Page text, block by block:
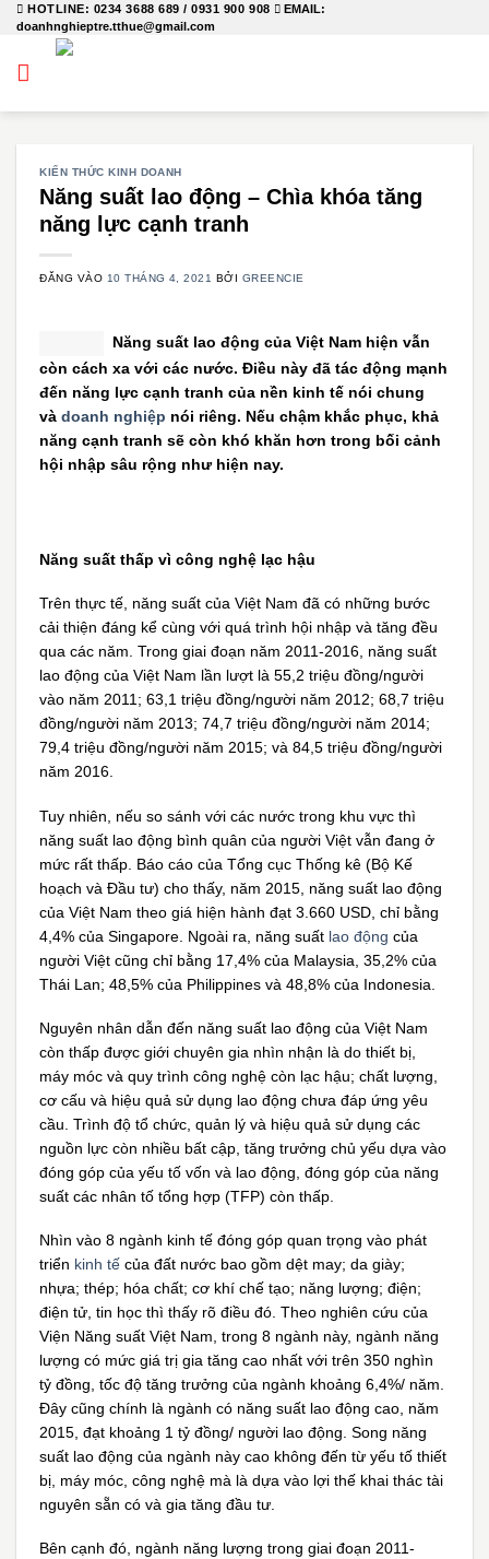
qua
dung
HOTLINE: 0234 3688 689 / 0931 900 908
EMAIL:
doanhnghieptre.tthue@gmail.com
KIẾN THỨC KINH DOANH
Năng suất lao động – Chìa khóa tăng
năng lực cạnh tranh
ĐĂNG VÀO 10 THÁNG 4, 2021 BỞI GREENCIE
Năng suất lao động của Việt Nam hiện vẫn
còn cách xa với các nước. Điều này đã tác động mạnh
đến năng lực cạnh tranh của nền kinh tế nói chung
vàdoanh nghiệp nói riêng. Nếu chậm khắc phục, khả
năng cạnh tranh sẽ còn khó khăn hơn trong bối cảnh
hội nhập sâu rộng như hiện nay.
Năng suất thấp vì công nghệ lạc hậu
Trên thực tế, năng suất của Việt Nam đã có những bước
cải thiện đáng kể cùng với quá trình hội nhập và tăng đều
qua các năm. Trong giai đoạn năm 2011-2016, năng suất
lao động của Việt Nam lần lượt là 55,2 triệu đồng/người
vào năm 2011; 63,1 triệu đồng/người năm 2012; 68,7 triệu
đồng/người năm 2013; 74,7 triệu đồng/người năm 2014;
79,4 triệu đồng/người năm 2015; và 84,5 triệu đồng/người
năm 2016.
Tuy nhiên, nếu so sánh với các nước trong khu vực thì
năng suất lao động bình quân của người Việt vẫn đang ở
mức rất thấp. Báo cáo của Tổng cục Thống kê (Bộ Kế
hoạch và Đầu tư) cho thấy, năm 2015, năng suất lao động
của Việt Nam theo giá hiện hành đạt 3.660 USD, chỉ bằng
4,4% của Singapore. Ngoài ra, năng suất lao động của
người Việt cũng chỉ bằng 17,4% của Malaysia, 35,2% của
Thái Lan; 48,5% của Philippines và 48,8% của Indonesia.
Nguyên nhân dẫn đến năng suất lao động của Việt Nam
còn thấp được giới chuyên gia nhìn nhận là do thiết bị,
máy móc và quy trình công nghệ còn lạc hậu; chất lượng,
cơ cấu và hiệu quả sử dụng lao động chưa đáp ứng yêu
cầu. Trình độ tổ chức, quản lý và hiệu quả sử dụng các
nguồn lực còn nhiều bất cập, tăng trưởng chủ yếu dựa vào
đóng góp của yếu tố vốn và lao động, đóng góp của năng
suất các nhân tố tổng hợp (TFP) còn thấp.
Nhìn vào 8 ngành kinh tế đóng góp quan trọng vào phát
triển kinh tế của đất nước bao gồm dệt may; da giày;
nhựa; thép; hóa chất; cơ khí chế tạo; năng lượng; điện;
điện tử, tin học thì thấy rõ điều đó. Theo nghiên cứu của
Viện Năng suất Việt Nam, trong 8 ngành này, ngành năng
lượng có mức giá trị gia tăng cao nhất với trên 350 nghìn
tỷ đồng, tốc độ tăng trưởng của ngành khoảng 6,4%/ năm.
Đây cũng chính là ngành có năng suất lao động cao, năm
2015, đạt khoảng 1 tỷ đồng/ người lao động. Song năng
suất lao động của ngành này cao không đến từ yếu tố thiết
bị, máy móc, công nghệ mà là dựa vào lợi thế khai thác tài
nguyên sẵn có và gia tăng đầu tư.
Bên cạnh đó, ngành năng lượng trong giai đoạn 2011-